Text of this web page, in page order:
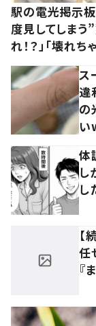
駅の電光掲示
度見してしまう
れ！？」「壊れち
ス
違
の
い
体
し
し
【
任
『